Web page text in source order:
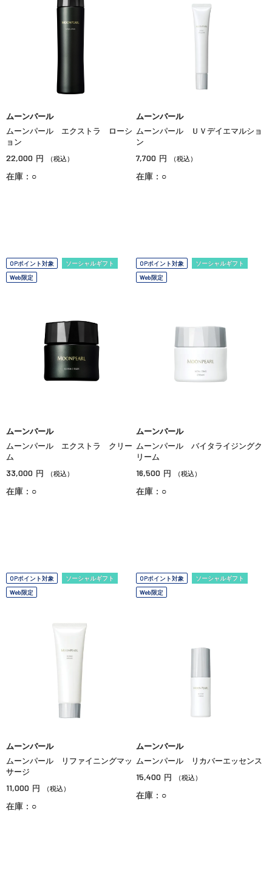
ムーンパール
ムーンパール エクストラ ローシ
ョン
22,000 円 （税込）
在庫：○
ムーンパール
ムーンパール ＵＶデイエマルショ
ン
7,700 円 （税込）
在庫：○
OPポイント対象
ソーシャルギフト
Web限定
ムーンパール
ムーンパール エクストラ クリー
ム
33,000 円 （税込）
在庫：○
OPポイント対象
ソーシャルギフト
Web限定
ムーンパール
ムーンパール バイタライジングク
リーム
16,500 円 （税込）
在庫：○
OPポイント対象
ソーシャルギフト
Web限定
ムーンパール
ムーンパール リファイニングマッ
サージ
11,000 円 （税込）
在庫：○
OPポイント対象
ソーシャルギフト
Web限定
ムーンパール
ムーンパール リカバーエッセンス
15,400 円 （税込）
在庫：○